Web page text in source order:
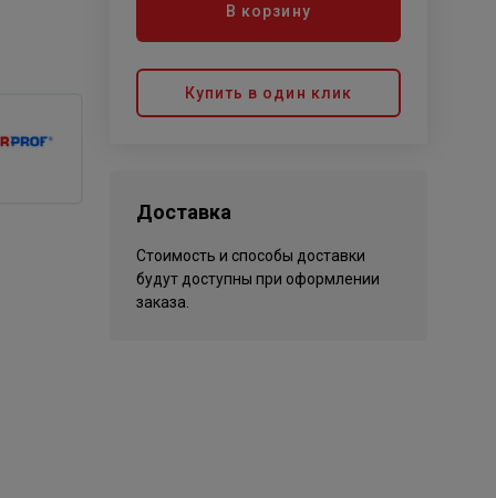
В корзину
Купить в один клик
Доставка
Стоимость и способы доставки
будут доступны при оформлении
заказа.